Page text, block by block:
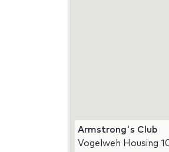
Armstrong's Club
Vogelweh Housing